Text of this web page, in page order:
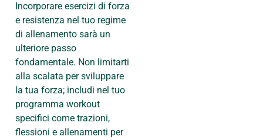
Incorporare esercizi di forza
e resistenza nel tuo regime
di allenamento sarà un
ulteriore passo
fondamentale. Non limitarti
alla scalata per sviluppare
la tua forza; includi nel tuo
programma workout
specifici come trazioni,
flessioni e allenamenti per